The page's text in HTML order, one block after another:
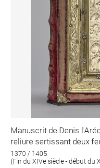
Manuscrit de Denis
reliure sertissant deux
1370 / 1405
(Fin du XIVe siècle - début du